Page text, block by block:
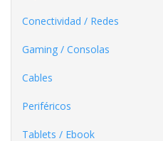
Conectividad / Redes
Gaming / Consolas
Cables
Periféricos
Tablets / Ebook